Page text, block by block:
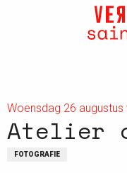
Woensdag 26
Atelier
FOTOGRAFIE